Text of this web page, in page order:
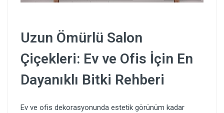
Uzun Ömürlü Salon
Çiçekleri: Ev ve Ofis İçin En
Dayanıklı Bitki Rehberi
Ev ve ofis dekorasyonunda estetik görünüm kadar